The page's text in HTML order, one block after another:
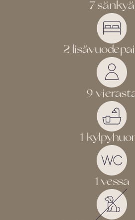
7 sänkyä
2
9
1
1 vessa